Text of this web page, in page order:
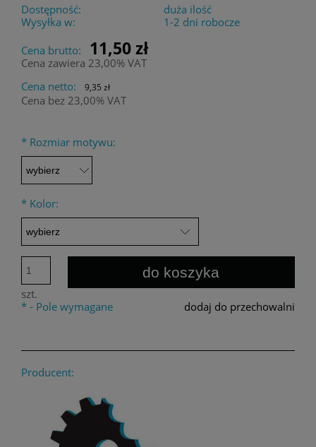
Dostępność:
duża ilość
Wysyłka w:
1-2 dni robocze
Cena brutto:
11,50 zł
Cena zawiera 23,00% VAT
Cena netto:
9,35 zł
Cena bez 23,00% VAT
* Rozmiar motywu:
* Kolor:
szt.
do koszyka
dodaj do przechowalni
* - Pole wymagane
Producent: